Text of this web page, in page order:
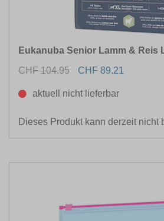
Eukanuba Senior Lamm & Reis
CHF 104.95
CHF 89.21
aktuell nicht lieferbar
Dieses Produkt kann derzeit nicht